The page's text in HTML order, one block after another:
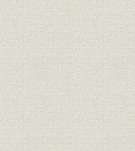
2. 財務構造の特
第3章 経営体制の革
第1節 世界恐慌か
1. 恐慌から景
2. 市場環境の